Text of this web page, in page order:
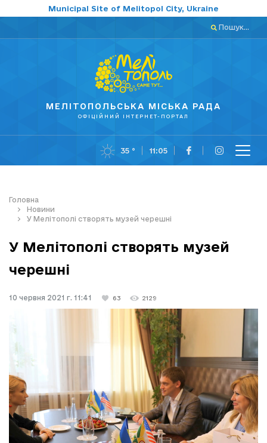
Municipal Site of Melitopol City, Ukraine
Пошук...
МЕЛІТОПОЛЬСЬКА МІСЬКА РАДА
ОФІЦІЙНИЙ ІНТЕРНЕТ-ПОРТАЛ
35 ° 11:05
Головна
Новини
У Мелітополі створять музей черешні
У Мелітополі створять музей
черешні
10 червня 2021 г. 11:41 63 2129